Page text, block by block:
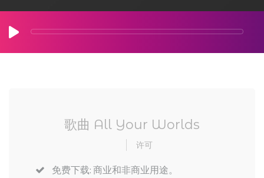
歌曲 All Your Worlds
许可
免费下载: 商业和非商业用途。